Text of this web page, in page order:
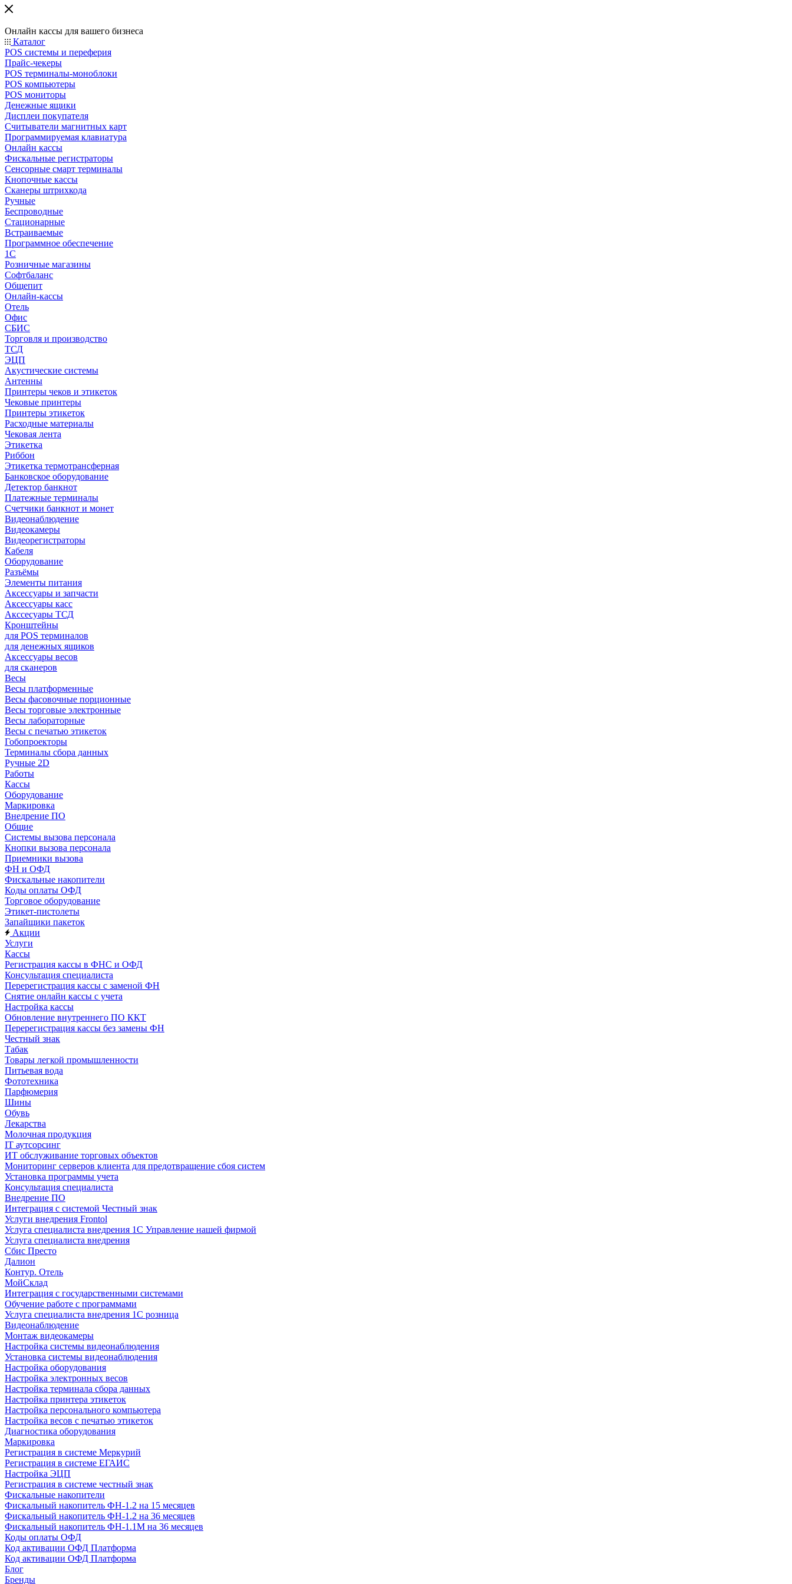
Онлайн кассы для вашего бизнеса
Каталог
POS системы и переферия
Прайс-чекеры
POS терминалы-моноблоки
POS компьютеры
POS мониторы
Денежные ящики
Дисплеи покупателя
Считыватели магнитных карт
Программируемая клавиатура
Онлайн кассы
Фискальные регистраторы
Сенсорные смарт терминалы
Кнопочные кассы
Сканеры штрихкода
Ручные
Беспроводные
Стационарные
Встраиваемые
Программное обеспечение
1С
Розничные магазины
Софтбаланс
Общепит
Онлайн-кассы
Отель
Офис
СБИС
Торговля и производство
ТСД
ЭЦП
Акустические системы
Антенны
Принтеры чеков и этикеток
Чековые принтеры
Принтеры этикеток
Расходные материалы
Чековая лента
Этикетка
Риббон
Этикетка термотрансферная
Банковское оборудование
Детектор банкнот
Платежные терминалы
Счетчики банкнот и монет
Видеонаблюдение
Видеокамеры
Видеорегистраторы
Кабеля
Оборудование
Разъёмы
Элементы питания
Аксессуары и запчасти
Аксессуары касс
Акссесуары ТСД
Кронштейны
для POS терминалов
для денежных ящиков
Аксессуары весов
для сканеров
Весы
Весы платформенные
Весы фасовочные порционные
Весы торговые электронные
Весы лабораторные
Весы с печатью этикеток
Гобопроекторы
Терминалы сбора данных
Ручные 2D
Работы
Кассы
Оборудование
Маркировка
Внедрение ПО
Общие
Системы вызова персонала
Кнопки вызова персонала
Приемники вызова
ФН и ОФД
Фискальные накопители
Коды оплаты ОФД
Торговое оборудование
Этикет-пистолеты
Запайщики пакеток
Акции
Услуги
Кассы
Регистрация кассы в ФНС и ОФД
Консультация специалиста
Перерегистрация кассы с заменой ФН
Снятие онлайн кассы с учета
Настройка кассы
Обновление внутреннего ПО ККТ
Перерегистрация кассы без замены ФН
Честный знак
Табак
Товары легкой промышленности
Питьевая вода
Фототехника
Парфюмерия
Шины
Обувь
Лекарства
Молочная продукция
IT аутсорсинг
ИТ обслуживание торговых объектов
Мониторинг серверов клиента для предотвращение сбоя систем
Установка программы учета
Консультация специалиста
Внедрение ПО
Интеграция с системой Честный знак
Услуги внедрения Frontol
Услуга специалиста внедрения 1С Управление нашей фирмой
Услуга специалиста внедрения
Сбис Престо
Далион
Контур. Отель
МойСклад
Интеграция с государственными системами
Обучение работе с программами
Услуга специалиста внедрения 1С розница
Видеонаблюдение
Монтаж видеокамеры
Настройка системы видеонаблюдения
Установка системы видеонаблюдения
Настройка оборудования
Настройка электронных весов
Настройка терминала сбора данных
Настройка принтера этикеток
Настройка персонального компьютера
Настройка весов с печатью этикеток
Диагностика оборудования
Маркировка
Регистрация в системе Меркурий
Регистрация в системе ЕГАИС
Настройка ЭЦП
Регистрация в системе честный знак
Фискальные накопители
Фискальный накопитель ФН-1.2 на 15 месяцев
Фискальный накопитель ФН-1.2 на 36 месяцев
Фискальный накопитель ФН-1.1М на 36 месяцев
Коды оплаты ОФД
Код активации ОФД Платформа
Код активации ОФД Платформа
Блог
Бренды